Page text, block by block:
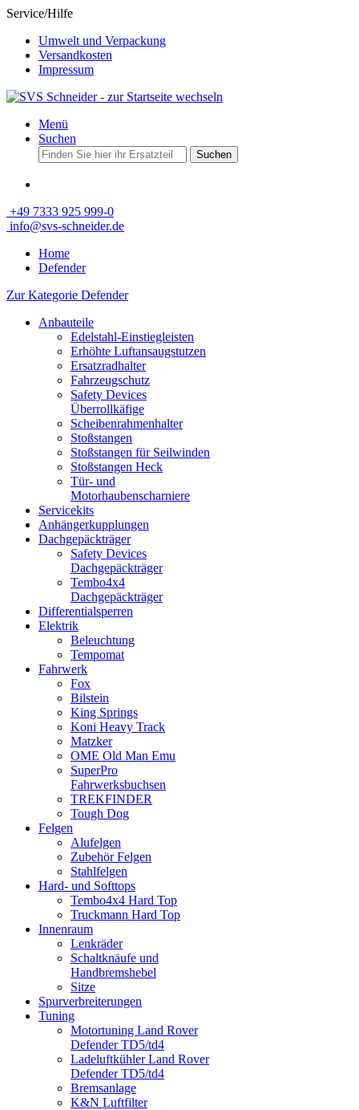
Service/Hilfe
Umwelt und Verpackung
Versandkosten
Impressum
Menü
Suchen
Suchen
+49 7333 925 999-0
info@svs-schneider.de
Home
Defender
Zur Kategorie Defender
Anbauteile
Edelstahl-Einstiegleisten
Erhöhte Luftansaugstutzen
Ersatzradhalter
Fahrzeugschutz
Safety Devices
Überrollkäfige
Scheibenrahmenhalter
Stoßstangen
Stoßstangen für Seilwinden
Stoßstangen Heck
Tür- und
Motorhaubenscharniere
Servicekits
Anhängerkupplungen
Dachgepäckträger
Safety Devices
Dachgepäckträger
Tembo4x4
Dachgepäckträger
Differentialsperren
Elektrik
Beleuchtung
Tempomat
Fahrwerk
Fox
Bilstein
King Springs
Koni Heavy Track
Matzker
OME Old Man Emu
SuperPro
Fahrwerksbuchsen
TREKFINDER
Tough Dog
Felgen
Alufelgen
Zubehör Felgen
Stahlfelgen
Hard- und Softtops
Tembo4x4 Hard Top
Truckmann Hard Top
Innenraum
Lenkräder
Schaltknäufe und
Handbremshebel
Sitze
Spurverbreiterungen
Tuning
Motortuning Land Rover
Defender TD5/td4
Ladeluftkühler Land Rover
Defender TD5/td4
Bremsanlage
K&N Luftfilter